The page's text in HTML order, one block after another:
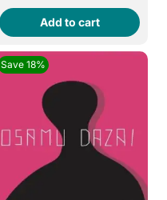
price
was:
250EGP.
price
is:
210EGP.
Add to cart
Save 18%